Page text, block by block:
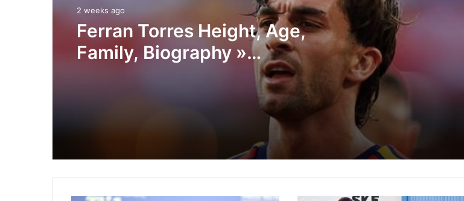
2 weeks ago
Ferran Torres Height, Age,
Family, Biography »
Madan Mitra Age, Wife,
Family, Biography »
Khizer Khaderi Age,
StarsUnfolded
Hal Williams Height, Age,
Children, Family, Biography »
StarsUnfolded